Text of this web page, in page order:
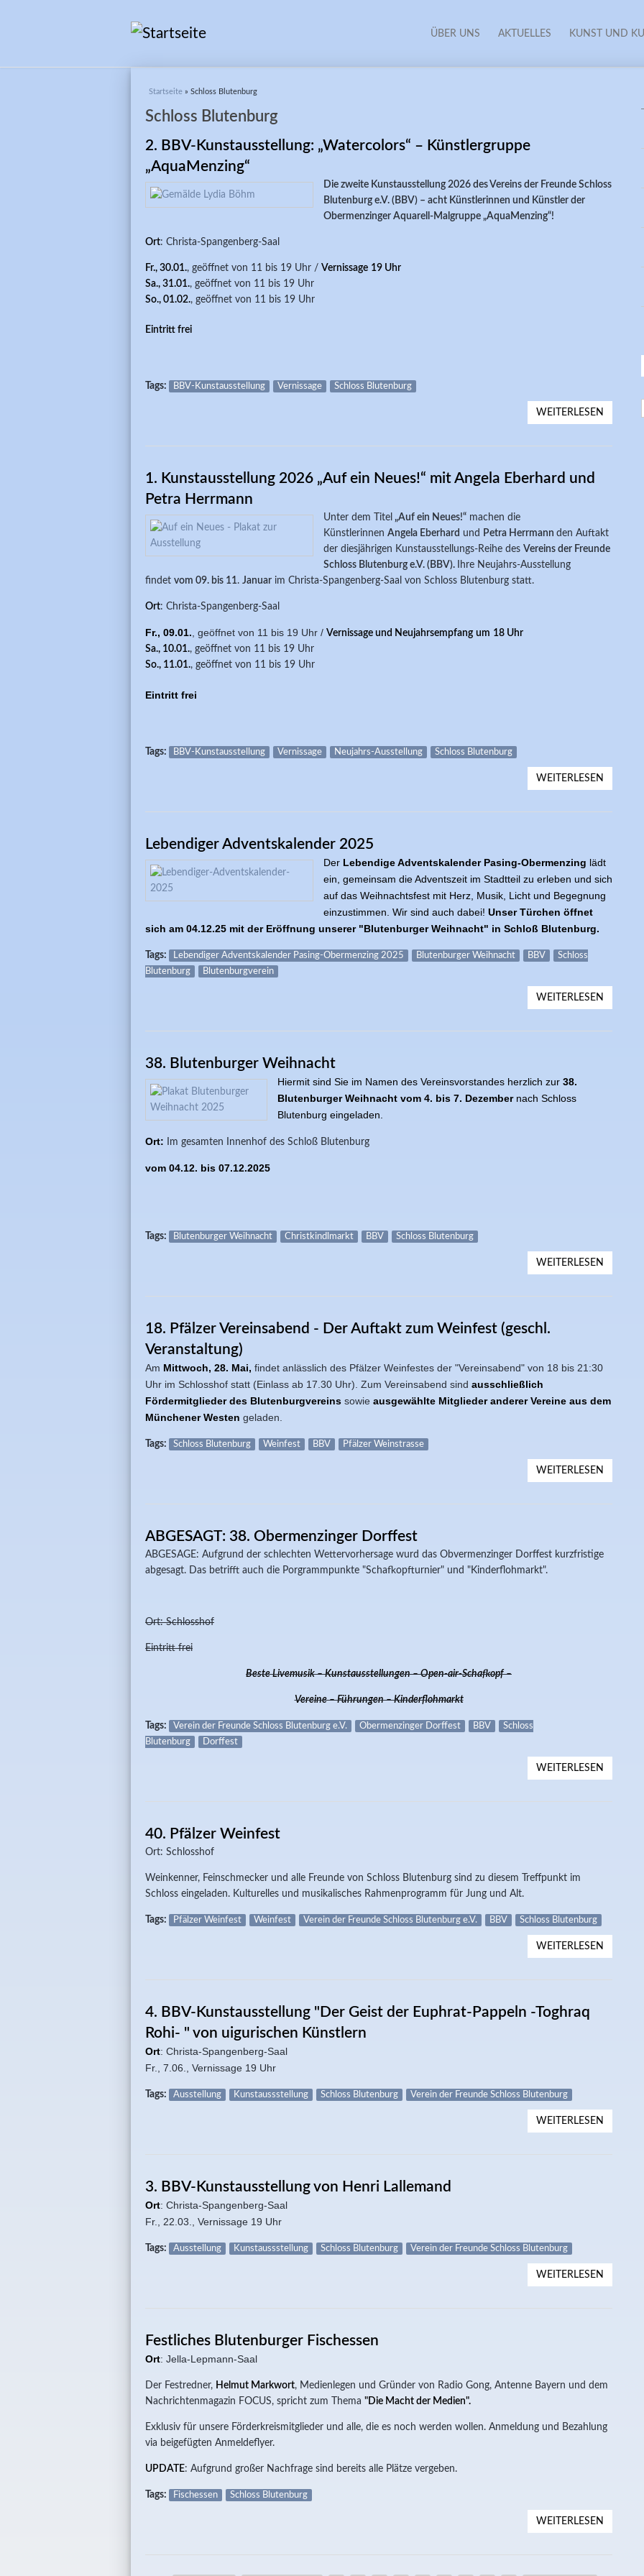
ÜBER UNS AKTUELLES KUNST UND
Sie sind hier
Startseite » Schloss Blutenburg
Schloss Blutenburg
2. BBV-Kunstausstellung: „Watercolors“ – Künstlergruppe
„AquaMenzing“
Die zweite Kunstausstellung 2026 des Vereins der Freunde Schloss
Blutenburg e.V. (BBV) – acht Künstlerinnen und Künstler der
Obermenzinger Aquarell-Malgruppe „AquaMenzing“!
Ort: Christa-Spangenberg-Saal
Fr., 30.01., geöffnet von 11 bis 19 Uhr / Vernissage 19 Uhr
Sa., 31.01., geöffnet von 11 bis 19 Uhr
So., 01.02., geöffnet von 11 bis 19 Uhr
Eintritt frei
Tags: BBV-Kunstausstellung Vernissage Schloss Blutenburg
WEITERLESEN
ÜBER
1. Kunstausstellung 2026 „Auf ein Neues!“ mit Angela Eberhard und
Petra Herrmann
Unter dem Titel „Auf ein Neues!“ machen die
Künstlerinnen Angela Eberhard und Petra Herrmann den Auftakt
der diesjährigen Kunstausstellungs-Reihe des Vereins der Freunde
Schloss Blutenburg e.V. (BBV).
Ihre Neujahrs-Ausstellung
findet vom 09. bis 11. Januar im Christa-Spangenberg-Saal von Schloss Blutenburg statt.
Ort: Christa-Spangenberg-Saal
Fr., 09.01. geöffnet von 11 bis 19 Uhr / Vernissage und Neujahrsempfang um 18 Uhr
Sa., 10.01., geöffnet von 11 bis 19 Uhr
So., 11.01., geöffnet von 11 bis 19 Uhr
Eintritt frei
Tags: BBV-Kunstausstellung Vernissage Neujahrs-Ausstellung Schloss Blutenburg
WEITERLESEN
Lebendiger Adventskalender 2025
Der Lebendige Adventskalender Pasing-Obermenzing lädt
ein, gemeinsam die Adventszeit im Stadtteil zu erleben und sich
auf das Weihnachtsfest mit Herz, Musik, Licht und Begegnung
einzustimmen. Wir sind auch dabei! Unser Türchen öffnet
sich am 04.12.25 mit der Eröffnung unserer "Blutenburger Weihnacht" in Schloß Blutenburg.
Tags: Lebendiger Adventskalender Pasing-Obermenzing 2025 Blutenburger Weihnacht BBV
Schloss
Blutenburg
Blutenburgverein
WEITERLESEN
38. Blutenburger Weihnacht
Hiermit sind Sie im Namen des Vereinsvorstandes herzlich zur 38.
Blutenburger Weihnacht vom 4. bis 7. Dezember nach Schloss
Blutenburg eingeladen.
Ort: Im gesamten Innenhof des Schloß Blutenburg
vom 04.12. bis 07.12.2025
Tags: Blutenburger Weihnacht Christkindlmarkt BBV Schloss Blutenburg
WEITERLESEN
18. Pfälzer Vereinsabend - Der Auftakt zum Weinfest (geschl.
Veranstaltung)
Am Mittwoch, 28. Mai, findet anlässlich des Pfälzer Weinfestes der "Vereinsabend" von 18 bis 21:30
Uhr im Schlosshof statt (Einlass ab 17.30 Uhr). Zum Vereinsabend sind ausschließlich
Fördermitglieder des Blutenburgvereins sowie ausgewählte Mitglieder anderer Vereine aus dem
Münchener Westen geladen.
Tags: Schloss Blutenburg Weinfest BBV Pfälzer Weinstrasse
WEITERLESEN
ABGESAGT: 38. Obermenzinger Dorffest
ABGESAGE: Aufgrund der schlechten Wettervorhersage wurd das Obvermenzinger Dorffest kurzfristige
abgesagt. Das betrifft auch die Porgrammpunkte "Schafkopfturnier" und "Kinderflohmarkt".
Ort: Schlosshof
Eintritt frei
Beste Livemusik – Kunstausstellungen – Open-air-Schafkopf –
Vereine – Führungen – Kinderflohmarkt
Tags: Verein der Freunde Schloss Blutenburg e.V. Obermenzinger Dorffest BBV
Schloss
Blutenburg
Dorffest
WEITERLESEN
40. Pfälzer Weinfest
Ort: Schlosshof
Weinkenner, Feinschmecker und alle Freunde von Schloss Blutenburg sind zu diesem Treffpunkt im
Schloss eingeladen. Kulturelles und musikalisches Rahmenprogramm für Jung und Alt.
Tags: Pfälzer Weinfest Weinfest Verein der Freunde Schloss Blutenburg e.V. BBV Schloss Blutenburg
WEITERLESEN
4. BBV-Kunstausstellung "Der Geist der Euphrat-Pappeln -Toghraq
Rohi- " von uigurischen Künstlern
Ort: Christa-Spangenberg-Saal
Fr., 7.06., Vernissage 19 Uhr
Tags: Ausstellung Kunstaussstellung Schloss Blutenburg Verein der Freunde Schloss Blutenburg
WEITERLESEN
3. BBV-Kunstausstellung von Henri Lallemand
Ort: Christa-Spangenberg-Saal
Fr., 22.03., Vernissage 19 Uhr
Tags: Ausstellung Kunstaussstellung Schloss Blutenburg Verein der Freunde Schloss Blutenburg
WEITERLESEN
Festliches Blutenburger Fischessen
Ort: Jella-Lepmann-Saal
Der Festredner, Helmut Markwort, Medienlegen und Gründer von Radio Gong, Antenne Bayern und dem
Nachrichtenmagazin FOCUS, spricht zum Thema "Die Macht der Medien".
Exklusiv für unsere Förderkreismitglieder und alle, die es noch werden wollen. Anmeldung und Bezahlung
via beigefügten Anmeldeflyer.
UPDATE: Aufgrund großer Nachfrage sind bereits alle Plätze vergeben.
Tags: Fischessen Schloss Blutenburg
WEITERLESEN